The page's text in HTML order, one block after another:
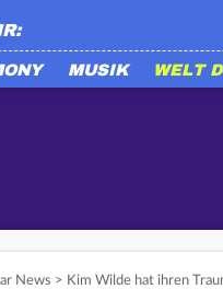
MUSIK WELT
News > Kim Wilde hat ihren